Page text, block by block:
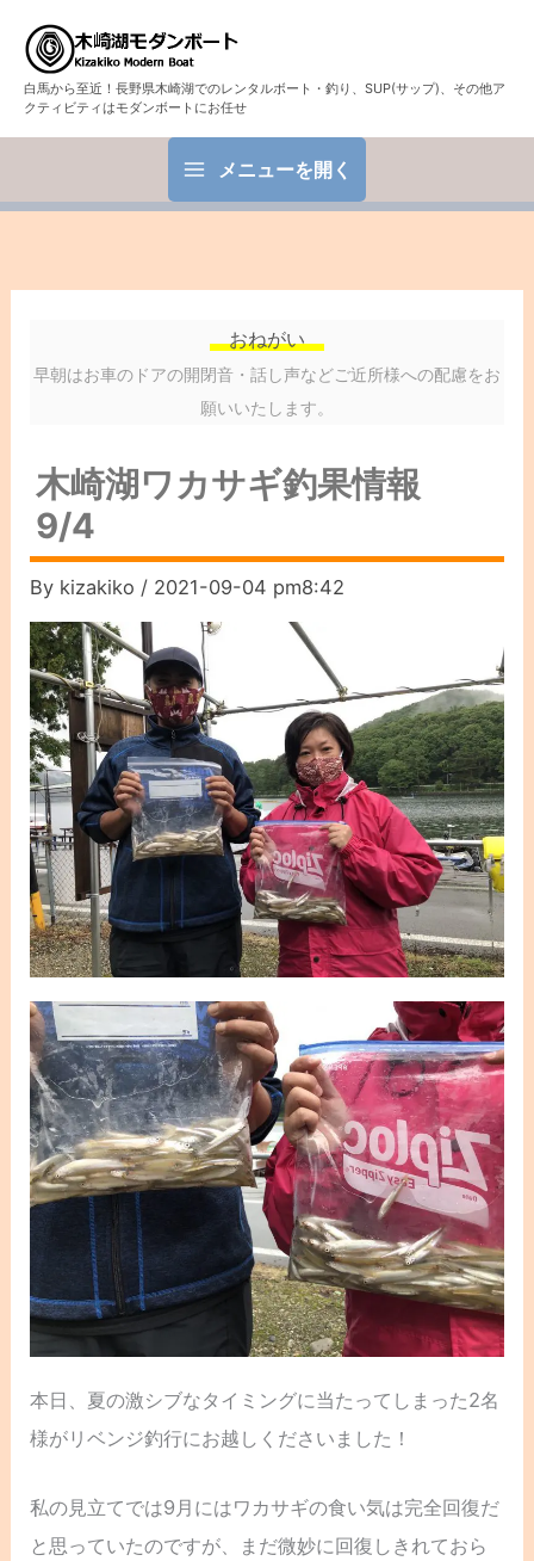
白馬から至近！長野県木崎湖でのレンタルボート・釣り、SUP(サップ)、その他ア
クティビティはモダンボートにお任せ
メニューを開く
おねがい
早朝はお車のドアの開閉音・話し声などご近所様への配慮をお
願いいたします。
木崎湖ワカサギ釣果情報
9/4
By kizakiko / 2021-09-04 pm8:42
本日、夏の激シブなタイミングに当たってしまった2名
様がリベンジ釣行にお越しくださいました！
私の見立てでは9月にはワカサギの食い気は完全回復だ
と思っていたのですが、まだ微妙に回復しきれておら